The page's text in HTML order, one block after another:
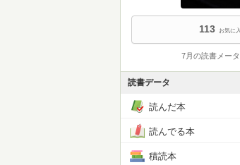
113 お気に
7月の読書メー
読書データ
読んだ本
読んでる本
積読本